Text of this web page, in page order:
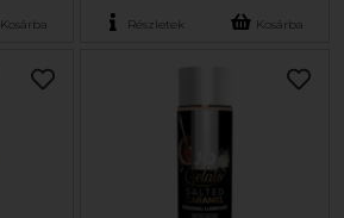
Kosárba Részletek Kosárba